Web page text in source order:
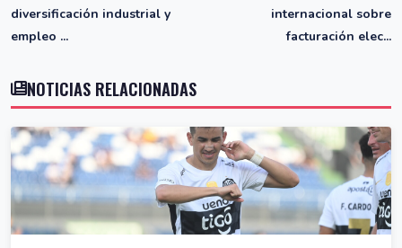
diversificación industrial y
empleo ...
internacional sobre
facturación elec...
NOTICIAS RELACIONADAS